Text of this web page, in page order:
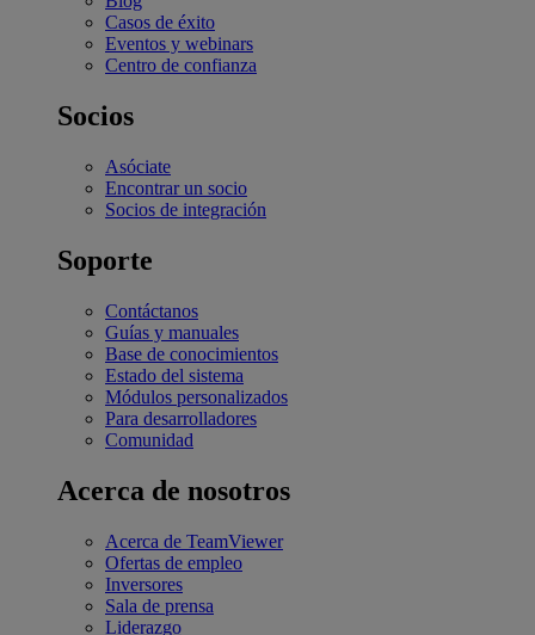
Casos de éxito
Eventos y webinars
Centro de confianza
Socios
Asóciate
Encontrar un socio
Socios de integración
Soporte
Contáctanos
Guías y manuales
Base de conocimientos
Estado del sistema
Módulos personalizados
Para desarrolladores
Comunidad
Acerca de nosotros
Acerca de TeamViewer
Ofertas de empleo
Inversores
Sala de prensa
Liderazgo